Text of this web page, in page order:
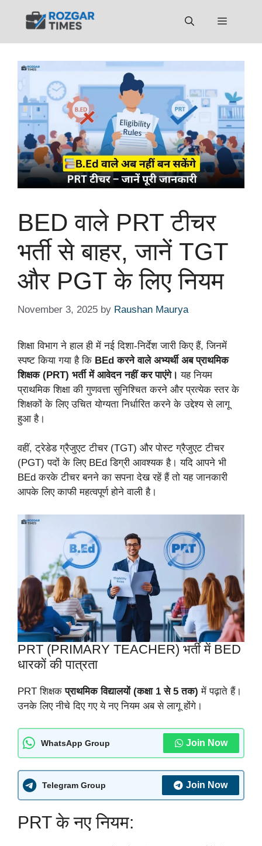
Menu
BED वाले PRT टीचर
भर्ती से बाहर, जानें TGT
और PGT के लिए नियम
November 3, 2025 by Raushan Maurya
शिक्षा विभाग ने हाल ही में नई दिशा-निर्देश जारी किए हैं, जिनमें
स्पष्ट किया गया है कि BEd करने वाले अभ्यर्थी अब प्राथमिक
शिक्षक (PRT) भर्ती में आवेदन नहीं कर पाएंगे। यह नियम
प्राथमिक शिक्षा की गुणवत्ता सुनिश्चित करने और प्रत्येक स्तर के
शिक्षकों के लिए उचित योग्यता निर्धारित करने के उद्देश्य से लागू
हुआ है।
वहीं, ट्रेडेड ग्रैजुएट टीचर (TGT) और पोस्ट ग्रैजुएट टीचर
(PGT) पदों के लिए BEd डिग्री आवश्यक है। यदि आपने भी
BEd करके टीचर बनने का सपना देख रहें हैं तो यह जानकारी
आपके लिए काफी महत्वपूर्ण होने वाली है।
PRT (PRIMARY TEACHER) भर्ती में BED
धारकों की पात्रता
PRT शिक्षकप्राथमिक विद्यालयों (कक्षा 1 से 5 तक) में पढ़ाते हैं।
उनके लिए नीचे दिए गए ये नए नियम अब से लागू होंगे।
WhatsApp Group Join Now
Telegram Group Join Now
PRT के नए नियम: